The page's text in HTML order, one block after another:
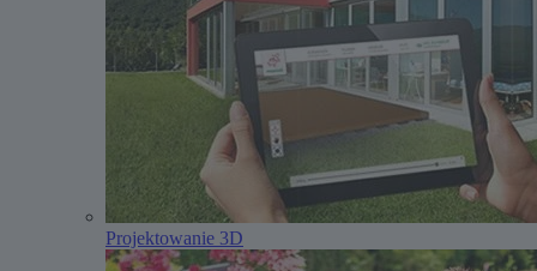
Projektowanie 3D